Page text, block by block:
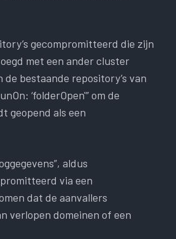
gecompromitteerd die zijn
met een ander cluster
bestaande repository’s van
‘folderOpen'” om de
geopend als een
aldus
via een
dat de aanvallers
verlopen domeinen of een